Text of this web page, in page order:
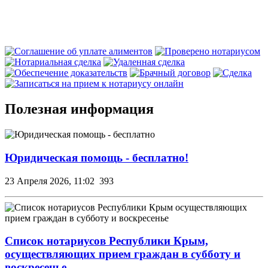
Полезная информация
Юридическая помощь - бесплатно!
23 Апреля 2026, 11:02 393
Список нотариусов Республики Крым,
осуществляющих прием граждан в субботу и